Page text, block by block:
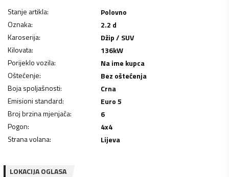
Stanje artikla:
Polovno
Oznaka:
2.2 d
Karoserija:
Džip / SUV
Kilovata: 136kW
Porijeklo vozila:
Na ime kupca
Oštećenje:
Bez oštećenja
Boja spoljašnosti:
Crna
Emisioni standard:
Euro 5
Broj brzina mjenjača:
6
Pogon:
4x4
Strana volana: Lijeva
LOKACIJA OGLASA